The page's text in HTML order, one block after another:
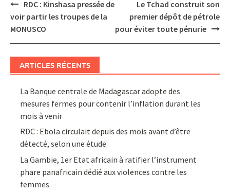
Post
navigation
RDC : Kinshasa pressée de
voir partir les troupes de la
MONUSCO
Le Tchad construit son
premier dépôt de pétrole
pour éviter toute pénurie
ARTICLES RÉCENTS
La Banque centrale de Madagascar adopte des
mesures fermes pour contenir l’inflation durant les
mois à venir
RDC : Ebola circulait depuis des mois avant d’être
détecté, selon une étude
La Gambie, 1er Etat africain à ratifier l’instrument
phare panafricain dédié aux violences contre les
femmes